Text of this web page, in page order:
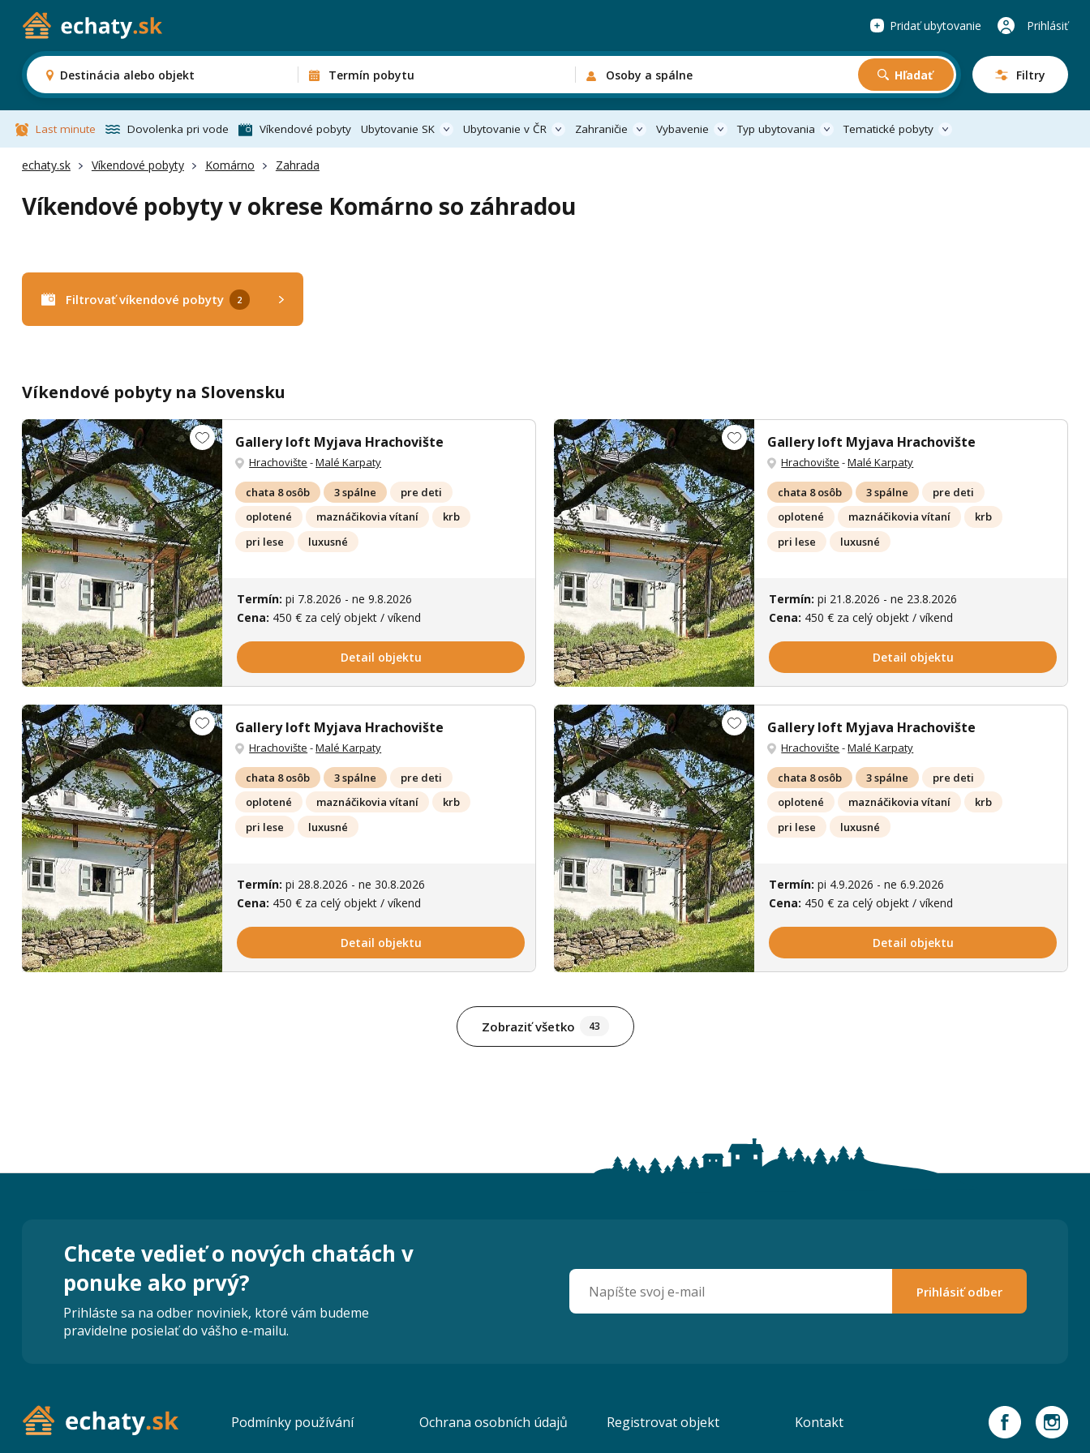
Destinácia alebo objekt Termín pobytu Osoby a spálne Hľadať Filtry
Pridať ubytovanie Prihlásiť
Last minute Dovolenka pri vode Víkendové pobyty Ubytovanie SK Ubytovanie v ČR Zahraničie Vybavenie Typ ubytovania Tematické pobyty
echaty.sk Víkendové pobyty Komárno Zahrada
Víkendové pobyty v okrese Komárno so záhradou
Filtrovať víkendové pobyty 2
Víkendové pobyty na Slovensku
Zobrazit dalších 18 fotek
Gallery loft Myjava Hrachovište
Hrachovište -Malé Karpaty
chata 8 osôb 3 spálne
pre deti
oplotené
maznáčikovia vítaní
krb
pri lese
luxusné
Termín: pi 7.8.2026 - ne 9.8.2026
Cena: 450 € za celý objekt / víkend
Detail objektu
Gallery loft Myjava Hrachovište
Hrachovište -Malé Karpaty
chata 8 osôb 3 spálne
pre deti
oplotené
maznáčikovia vítaní
krb
pri lese
luxusné
Termín: pi 21.8.2026 - ne 23.8.2026
Cena: 450 € za celý objekt / víkend
Detail objektu
Zobrazit dalších 18 fotek
Gallery loft Myjava Hrachovište
Hrachovište -Malé Karpaty
chata 8 osôb 3 spálne
pre deti
oplotené
maznáčikovia vítaní
krb
pri lese
luxusné
Termín: pi 28.8.2026 - ne 30.8.2026
Cena: 450 € za celý objekt / víkend
Detail objektu
Gallery loft Myjava Hrachovište
Hrachovište -Malé Karpaty
chata 8 osôb 3 spálne
pre deti
oplotené
maznáčikovia vítaní
krb
pri lese
luxusné
Termín: pi 4.9.2026 - ne 6.9.2026
Cena: 450 € za celý objekt / víkend
Detail objektu
Zobraziť všetko
Chcete vedieť o nových chatách v
ponuke ako prvý?
Prihláste sa na odber noviniek, ktoré vám budeme
pravidelne posielať do vášho e-mailu.
Prihlásiť odber
Podmínky používání Ochrana osobních údajů Registrovat objekt Kontakt